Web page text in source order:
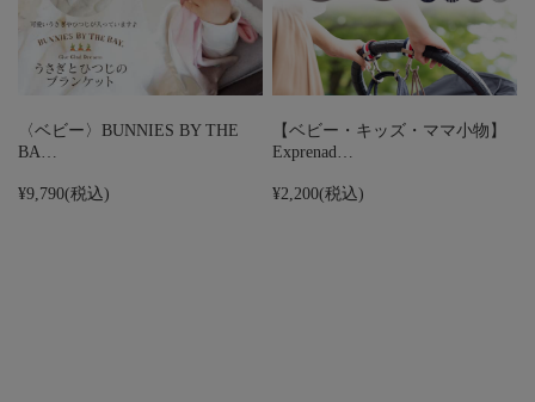
〈ベビー〉BUNNIES BY THE
BA…
¥9,790(税込)
【ベビー・キッズ・ママ小物】
Exprenad…
¥2,200(税込)